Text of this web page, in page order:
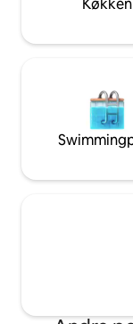
Meget stille, men
række
behøver for en god ferie.
til par eller
sovesofa til
har masser af
Fuldt udstyret
håndklæder *
højttaler til
* Vaskemaskine
Køkken